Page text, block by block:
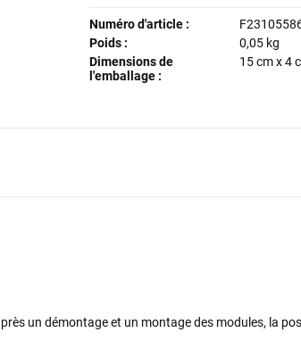
Numéro d'article :
Poids :
0,05 kg
Dimensions de
l'emballage :
15 cmx4
un démontage et un montage des modules, la